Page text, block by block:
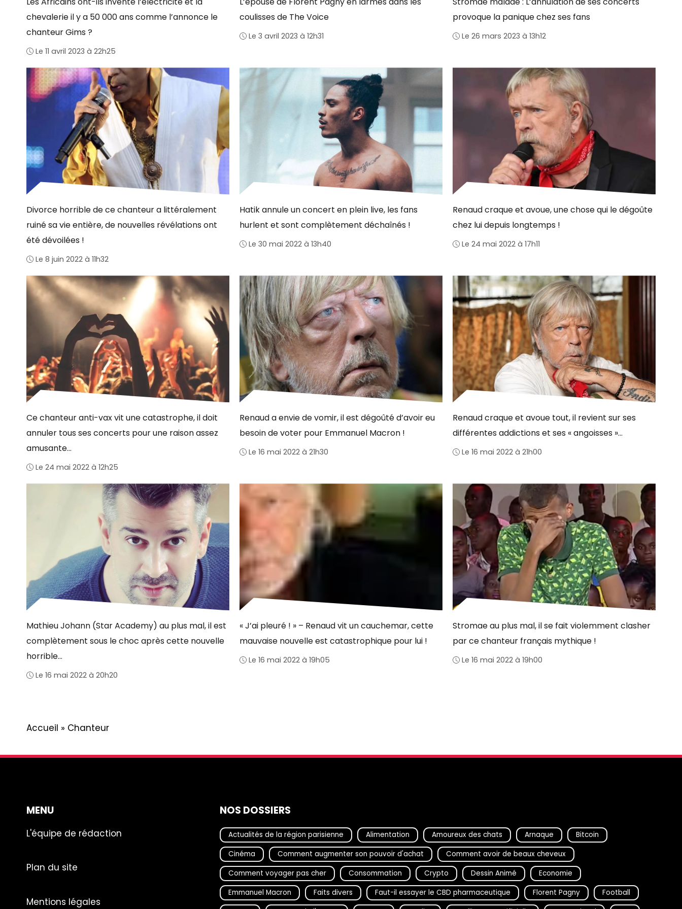
chevalerie il y a 50 000 ans comme l’annonce le
chanteur Gims ?
Le 11 avril 2023 à 22h25
coulisses de The Voice
Le 3 avril 2023 à 12h31
provoque la panique chez ses fans
Le 26 mars 2023 à 13h12
Divorce horrible de ce chanteur a littéralement
ruiné sa vie entière, de nouvelles révélations ont
été dévoilées !
Le 8 juin 2022 à 11h32
Hatik annule un concert en plein live, les fans
hurlent et sont complètement déchaînés !
Le 30 mai 2022 à 13h40
Renaud craque et avoue, une chose qui le dégoûte
chez lui depuis longtemps !
Le 24 mai 2022 à 17h11
Ce chanteur anti-vax vit une catastrophe, il doit
annuler tous ses concerts pour une raison assez
amusante…
Le 24 mai 2022 à 12h25
Renaud a envie de vomir, il est dégoûté d’avoir eu
besoin de voter pour Emmanuel Macron !
Le 16 mai 2022 à 21h30
Renaud craque et avoue tout, il revient sur ses
différentes addictions et ses « angoisses »…
Le 16 mai 2022 à 21h00
Mathieu Johann (Star Academy) au plus mal, il est
complètement sous le choc après cette nouvelle
horrible…
Le 16 mai 2022 à 20h20
« J’ai pleuré ! » – Renaud vit un cauchemar, cette
mauvaise nouvelle est catastrophique pour lui !
Le 16 mai 2022 à 19h05
Stromae au plus mal, il se fait violemment clasher
par ce chanteur français mythique !
Le 16 mai 2022 à 19h00
Accueil » Chanteur
MENU
L'équipe de rédaction
Plan du site
Mentions légales
NOS DOSSIERS
Actualités de la région parisienne Alimentation Amoureux des chats Arnaque
Bitcoin
Cinéma
Comment augmenter son pouvoir d'achat
Comment avoir de beaux cheveux
Comment voyager pas cher
Consommation Crypto Dessin Animé
Economie
Emmanuel Macron
Faits divers Faut-il essayer le CBD pharmaceutique Florent Pagny
Football